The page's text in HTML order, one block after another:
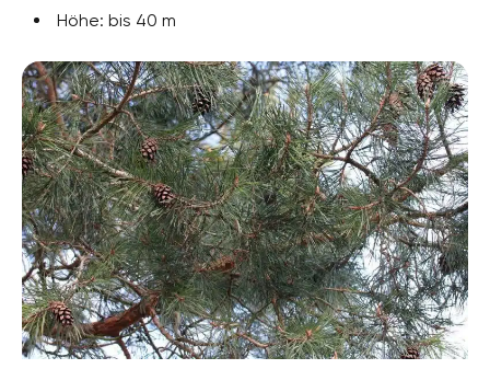
Höhe: bis 40 m